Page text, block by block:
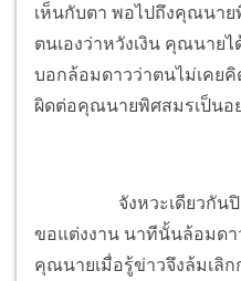
เห็นกับตา พอไปถึงคุณนา
ตนเองว่าหวังเงิน คุณนาย
บอกล้อมดาวว่าตนไม่เคย
ผิดต่อคุณนายพิศสมรเป็นอ
จังหวะเดียวกันปิแอ
ขอแต่งงาน นาทีนั้นล้อมดา
คุณนายเมื่อรู้ข่าวจึงล้มเลิ